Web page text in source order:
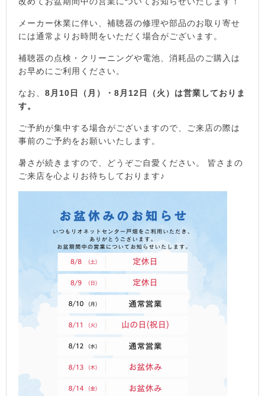
メーカー休業に伴い、補聴器の修理や部品のお取り寄せ
には通常よりお時間をいただく場合がございます。
補聴器の点検・クリーニングや電池、消耗品のご購入は
お早めにご利用ください。
なお、 8月10日（月）・8月12日（火）は営業しておりま
す。
ご予約が集中する場合がございますので、ご来店の際は
事前のご予約をお願いいたします。
暑さが続きますので、どうぞご自愛ください。 皆さまの
ご来店を心よりお待ちしております♪